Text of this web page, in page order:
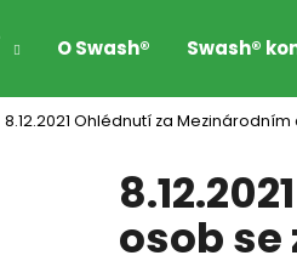
O Swash® Swash®
8.12.2021 Ohlédnutí za
osob
Co